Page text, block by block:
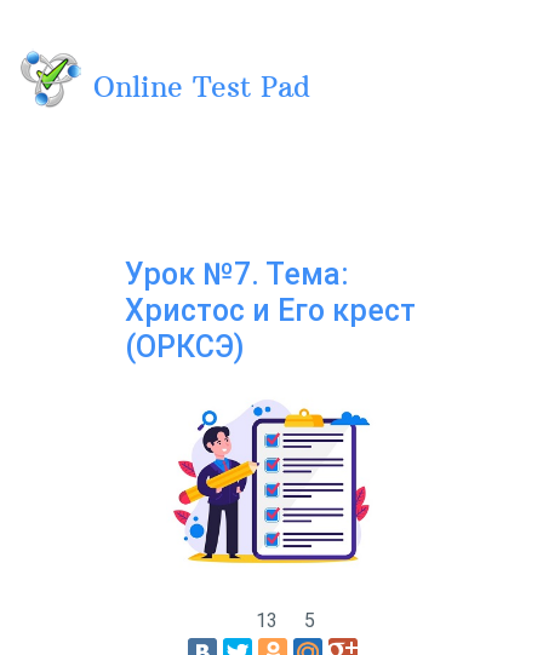
Online Test Pad
Урок №7. Тема:
Христос и Его крест
(ОРКСЭ)
13 5